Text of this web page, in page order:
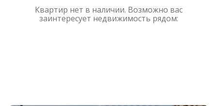
Квартир нет в наличии. Возможно вас
заинтересует недвижимость рядом: